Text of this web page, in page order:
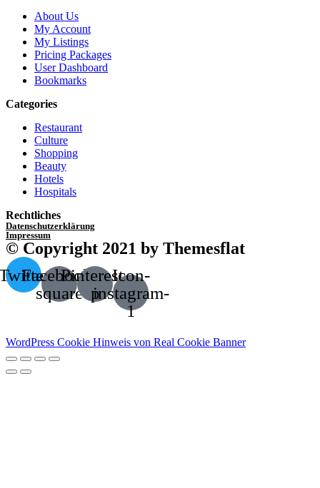
About Us
My Account
My Listings
Pricing Packages
User Dashboard
Bookmarks
Categories
Restaurant
Culture
Shopping
Beauty
Hotels
Hospitals
Rechtliches
Datenschutzerklärung
Impressum
© Copyright 2021 by Themesflat
Facebook-
square
Pinterest-
p
Icon-
instagram-
1
WordPress Cookie Hinweis von Real Cookie Banner